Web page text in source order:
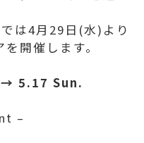
は4月29日(水)より
開催します。
5.17 Sun.
–